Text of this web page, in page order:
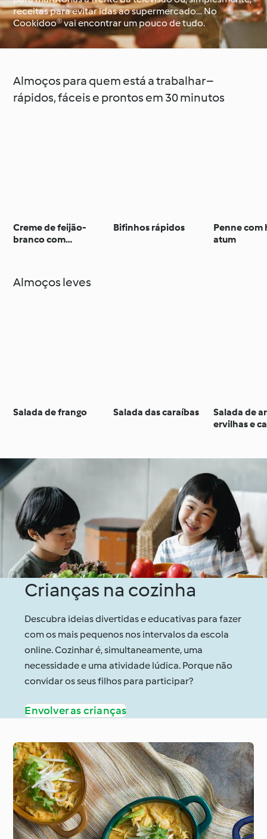
À volta do mundo com
o Cookidoo®
Aprenda com o
Cookidoo®
receitas para evitar idas ao supermercado… No
Cookidoo® vai encontrar um pouco de tudo.
Almoços para quem está a trabalhar –
rápidos, fáceis e prontos em 30 minutos
Creme de feijão-
branco com
Bifinhos rápidos
Penne com
atum
Almoços leves
Salada de frango Salada das caraíbas
Salada de
ervilhas e
Crianças na cozinha
Descubra ideias divertidas e educativas para fazer
com os mais pequenos nos intervalos da escola
online. Cozinhar é, simultaneamente, uma
necessidade e uma atividade lúdica. Porque não
convidar os seus filhos para participar?
Envolver as crianças